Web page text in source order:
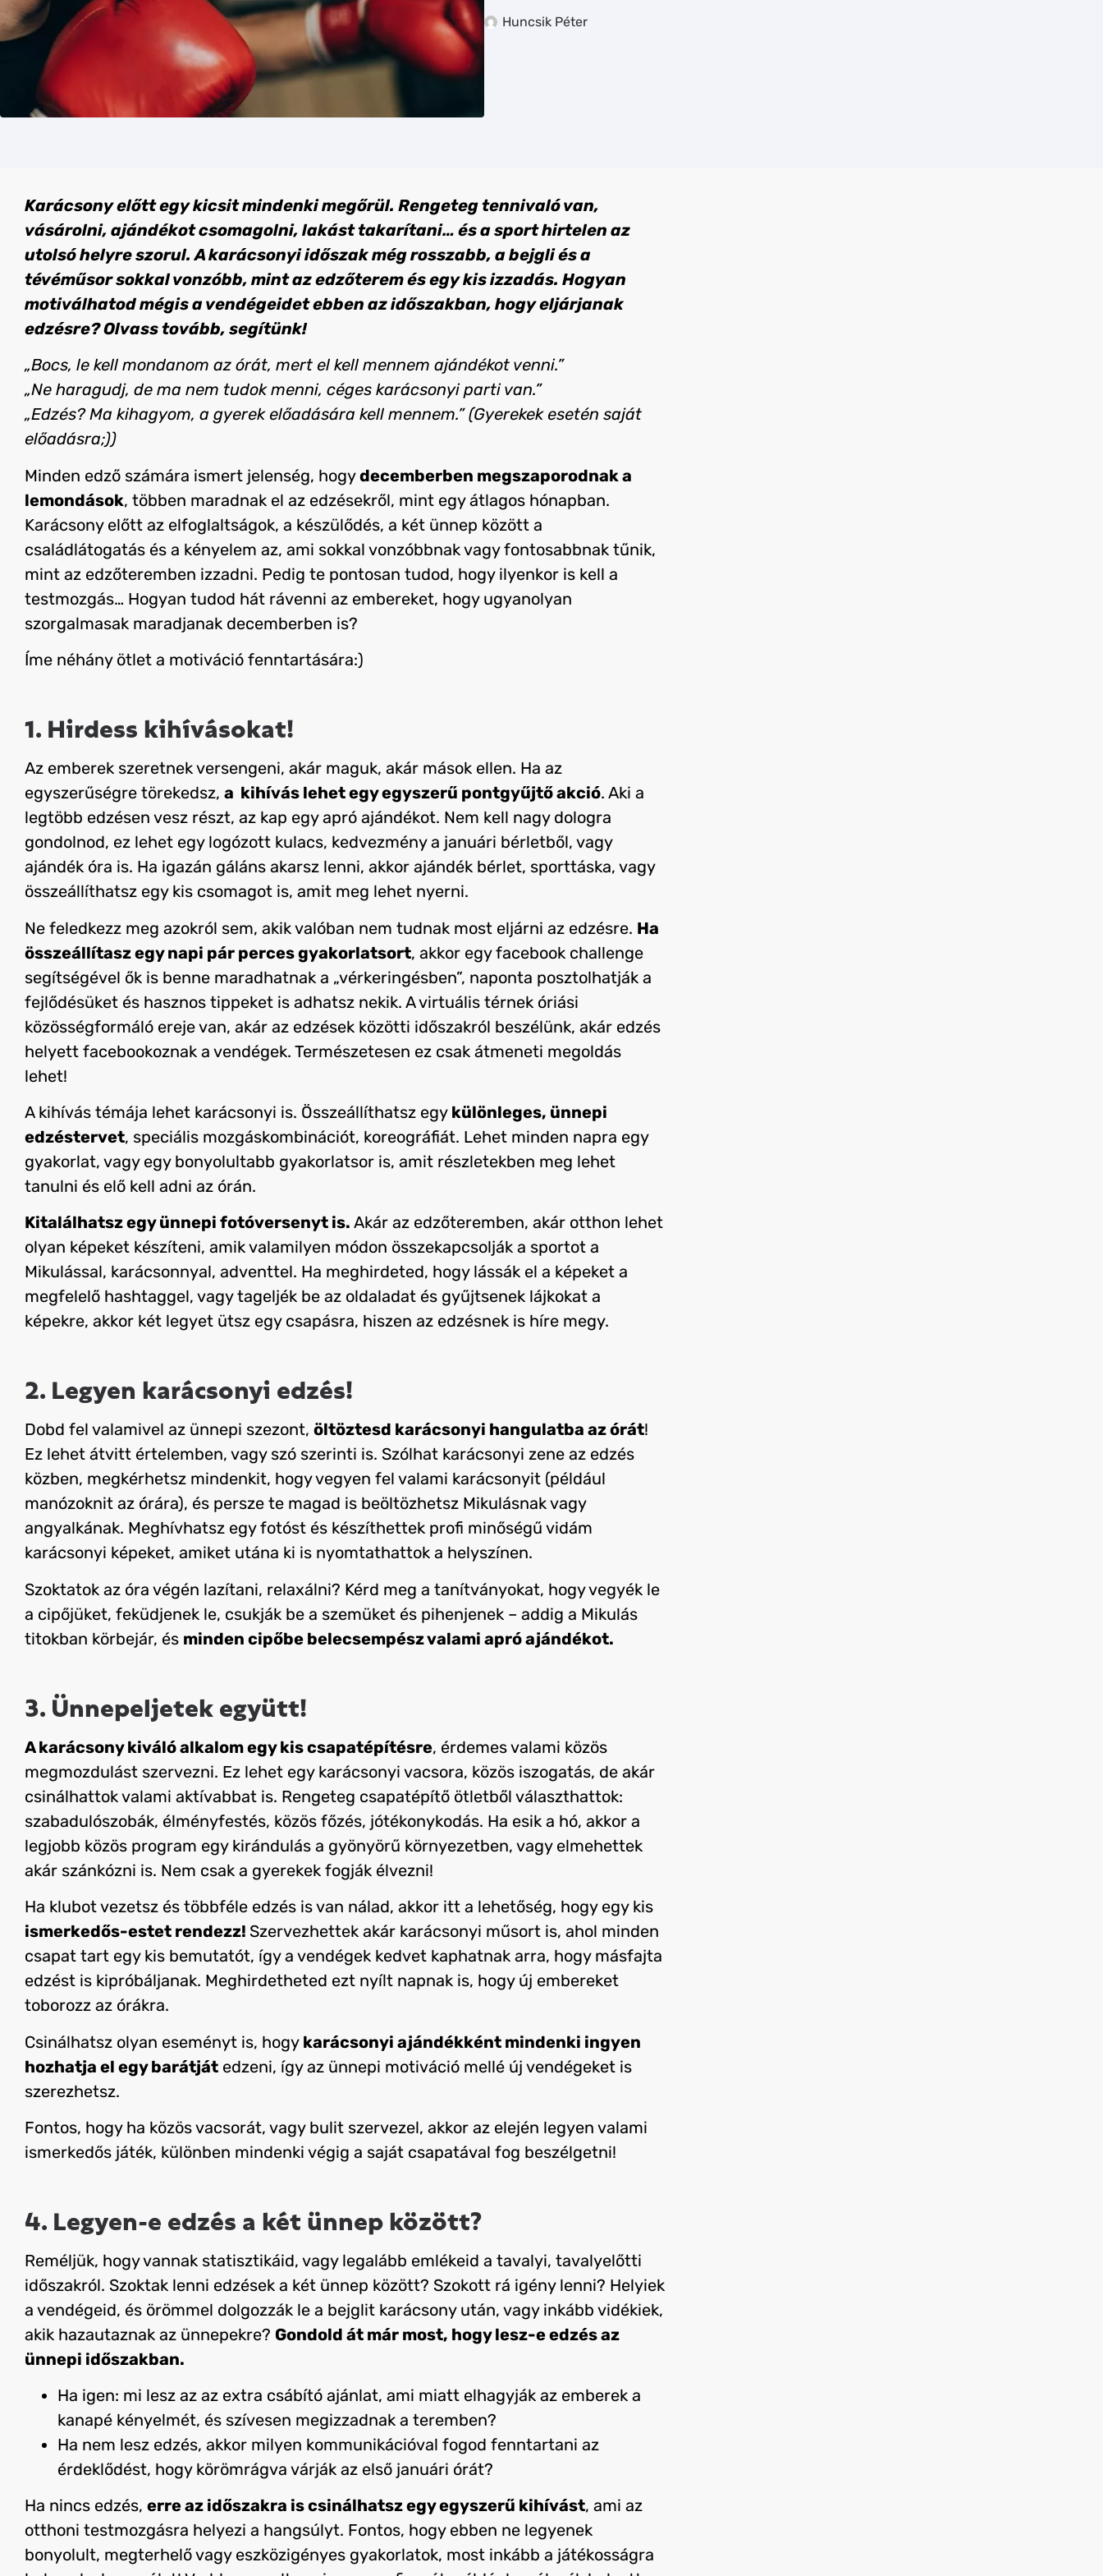
Huncsik Péter
Karácsony előtt egy kicsit mindenki megőrül. Rengeteg tennivaló van,
vásárolni, ajándékot csomagolni, lakást takarítani… és a sport hirtelen az
utolsó helyre szorul. A karácsonyi időszak még rosszabb, a bejgli és a
tévéműsor sokkal vonzóbb, mint az edzőterem és egy kis izzadás. Hogyan
motiválhatod mégis a vendégeidet ebben az időszakban, hogy eljárjanak
edzésre? Olvass tovább, segítünk!
„Bocs, le kell mondanom az órát, mert el kell mennem ajándékot venni.”
„Ne haragudj, de ma nem tudok menni, céges karácsonyi parti van.”
„Edzés? Ma kihagyom, a gyerek előadására kell mennem.” (Gyerekek esetén saját
előadásra;))
Minden edző számára ismert jelenség, hogydecemberben megszaporodnak a
lemondások, többen maradnak el az edzésekről, mint egy átlagos hónapban.
Karácsony előtt az elfoglaltságok, a készülődés, a két ünnep között a
családlátogatás és a kényelem az, ami sokkal vonzóbbnak vagy fontosabbnak tűnik,
mint az edzőteremben izzadni. Pedig te pontosan tudod, hogy ilyenkor is kell a
testmozgás… Hogyan tudod hát rávenni az embereket, hogy ugyanolyan
szorgalmasak maradjanak decemberben is?
Íme néhány ötlet a motiváció fenntartására:)
1. Hirdess kihívásokat!
Az emberek szeretnek versengeni, akár maguk, akár mások ellen. Ha az
egyszerűségre törekedsz, a kihívás lehet egy egyszerű pontgyűjtő akció. Aki a
legtöbb edzésen vesz részt, az kap egy apró ajándékot. Nem kell nagy dologra
gondolnod, ez lehet egy logózott kulacs, kedvezmény a januári bérletből, vagy
ajándék óra is. Ha igazán gáláns akarsz lenni, akkor ajándék bérlet, sporttáska, vagy
összeállíthatsz egy kis csomagot is, amit meg lehet nyerni.
Ne feledkezz meg azokról sem, akik valóban nem tudnak most eljárni az edzésre. Ha
összeállítasz egy napi pár perces gyakorlatsort, akkor egy facebook challenge
segítségével ők is benne maradhatnak a „vérkeringésben”, naponta posztolhatják a
fejlődésüket és hasznos tippeket is adhatsz nekik. A virtuális térnek óriási
közösségformáló ereje van, akár az edzések közötti időszakról beszélünk, akár edzés
helyett facebookoznak a vendégek. Természetesen ez csak átmeneti megoldás
lehet!
A kihívás témája lehet karácsonyi is. Összeállíthatsz egy különleges, ünnepi
edzéstervet, speciális mozgáskombinációt, koreográfiát. Lehet minden napra egy
gyakorlat, vagy egy bonyolultabb gyakorlatsor is, amit részletekben meg lehet
tanulni és elő kell adni az órán.
Kitalálhatsz egy ünnepi fotóversenyt is. Akár az edzőteremben, akár otthon lehet
olyan képeket készíteni, amik valamilyen módon összekapcsolják a sportot a
Mikulással, karácsonnyal, adventtel. Ha meghirdeted, hogy lássák el a képeket a
megfelelő hashtaggel, vagy tageljék be az oldaladat és gyűjtsenek lájkokat a
képekre, akkor két legyet ütsz egy csapásra, hiszen az edzésnek is híre megy.
2. Legyen karácsonyi edzés!
Dobd fel valamivel az ünnepi szezont, öltöztesd karácsonyi hangulatba az órát!
Ez lehet átvitt értelemben, vagy szó szerinti is. Szólhat karácsonyi zene az edzés
közben, megkérhetsz mindenkit, hogy vegyen fel valami karácsonyit (például
manózoknit az órára), és persze te magad is beöltözhetsz Mikulásnak vagy
angyalkának. Meghívhatsz egy fotóst és készíthettek profi minőségű vidám
karácsonyi képeket, amiket utána ki is nyomtathattok a helyszínen.
Szoktatok az óra végén lazítani, relaxálni? Kérd meg a tanítványokat, hogy vegyék le
a cipőjüket, feküdjenek le, csukják be a szemüket és pihenjenek – addig a Mikulás
titokban körbejár, és minden cipőbe belecsempész valami apró ajándékot.
3. Ünnepeljetek együtt!
A karácsony kiváló alkalom egy kis csapatépítésre, érdemes valami közös
megmozdulást szervezni. Ez lehet egy karácsonyi vacsora, közös iszogatás, de akár
csinálhattok valami aktívabbat is. Rengeteg csapatépítő ötletből választhattok:
szabadulószobák, élményfestés, közös főzés, jótékonykodás. Ha esik a hó, akkor a
legjobb közös program egy kirándulás a gyönyörű környezetben, vagy elmehettek
akár szánkózni is. Nem csak a gyerekek fogják élvezni!
Ha klubot vezetsz és többféle edzés is van nálad, akkor itt a lehetőség, hogy egy kis
ismerkedős-estet rendezz! Szervezhettek akár karácsonyi műsort is, ahol minden
csapat tart egy kis bemutatót, így a vendégek kedvet kaphatnak arra, hogy másfajta
edzést is kipróbáljanak. Meghirdetheted ezt nyílt napnak is, hogy új embereket
toborozz az órákra.
Csinálhatsz olyan eseményt is, hogy karácsonyi ajándékként mindenki ingyen
hozhatja el egy barátját edzeni, így az ünnepi motiváció mellé új vendégeket is
szerezhetsz.
Fontos, hogy ha közös vacsorát, vagy bulit szervezel, akkor az elején legyen valami
ismerkedős játék, különben mindenki végig a saját csapatával fog beszélgetni!
4. Legyen-e edzés a két ünnep között?
Reméljük, hogy vannak statisztikáid, vagy legalább emlékeid a tavalyi, tavalyelőtti
időszakról. Szoktak lenni edzések a két ünnep között? Szokott rá igény lenni? Helyiek
a vendégeid, és örömmel dolgozzák le a bejglit karácsony után, vagy inkább vidékiek,
akik hazautaznak az ünnepekre? Gondold át már most, hogy lesz-e edzés az
ünnepi időszakban.
Ha igen: mi lesz az az extra csábító ajánlat, ami miatt elhagyják az emberek a
kanapé kényelmét, és szívesen megizzadnak a teremben?
Ha nem lesz edzés, akkor milyen kommunikációval fogod fenntartani az
érdeklődést, hogy körömrágva várják az első januári órát?
Ha nincs edzés, erre az időszakra is csinálhatsz egy egyszerű kihívást, ami az
otthoni testmozgásra helyezi a hangsúlyt. Fontos, hogy ebben ne legyenek
bonyolult, megterhelő vagy eszközigényes gyakorlatok, most inkább a játékosságra